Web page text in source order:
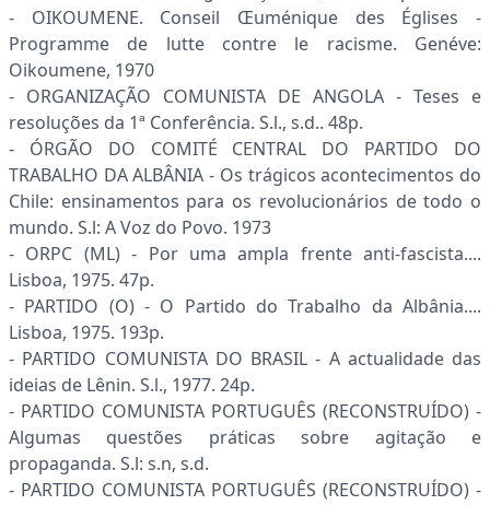
- OIKOUMENE. Conseil Œuménique des Églises -
Programme de lutte contre le racisme. Genéve:
Oikoumene, 1970
- ORGANIZAÇÃO COMUNISTA DE ANGOLA - Teses e
resoluções da 1ª Conferência. S.l., s.d.. 48p.
- ÓRGÃO DO COMITÉ CENTRAL DO PARTIDO DO
TRABALHO DA ALBÂNIA - Os trágicos acontecimentos do
Chile: ensinamentos para os revolucionários de todo o
mundo. S.l: A Voz do Povo. 1973
- ORPC (ML) - Por uma ampla frente anti-fascista....
Lisboa, 1975. 47p.
- PARTIDO (O) - O Partido do Trabalho da Albânia....
Lisboa, 1975. 193p.
- PARTIDO COMUNISTA DO BRASIL - A actualidade das
ideias de Lênin. S.l., 1977. 24p.
- PARTIDO COMUNISTA PORTUGUÊS (RECONSTRUÍDO) -
Algumas questões práticas sobre agitação e
propaganda. S.l: s.n, s.d.
- PARTIDO COMUNISTA PORTUGUÊS (RECONSTRUÍDO) -